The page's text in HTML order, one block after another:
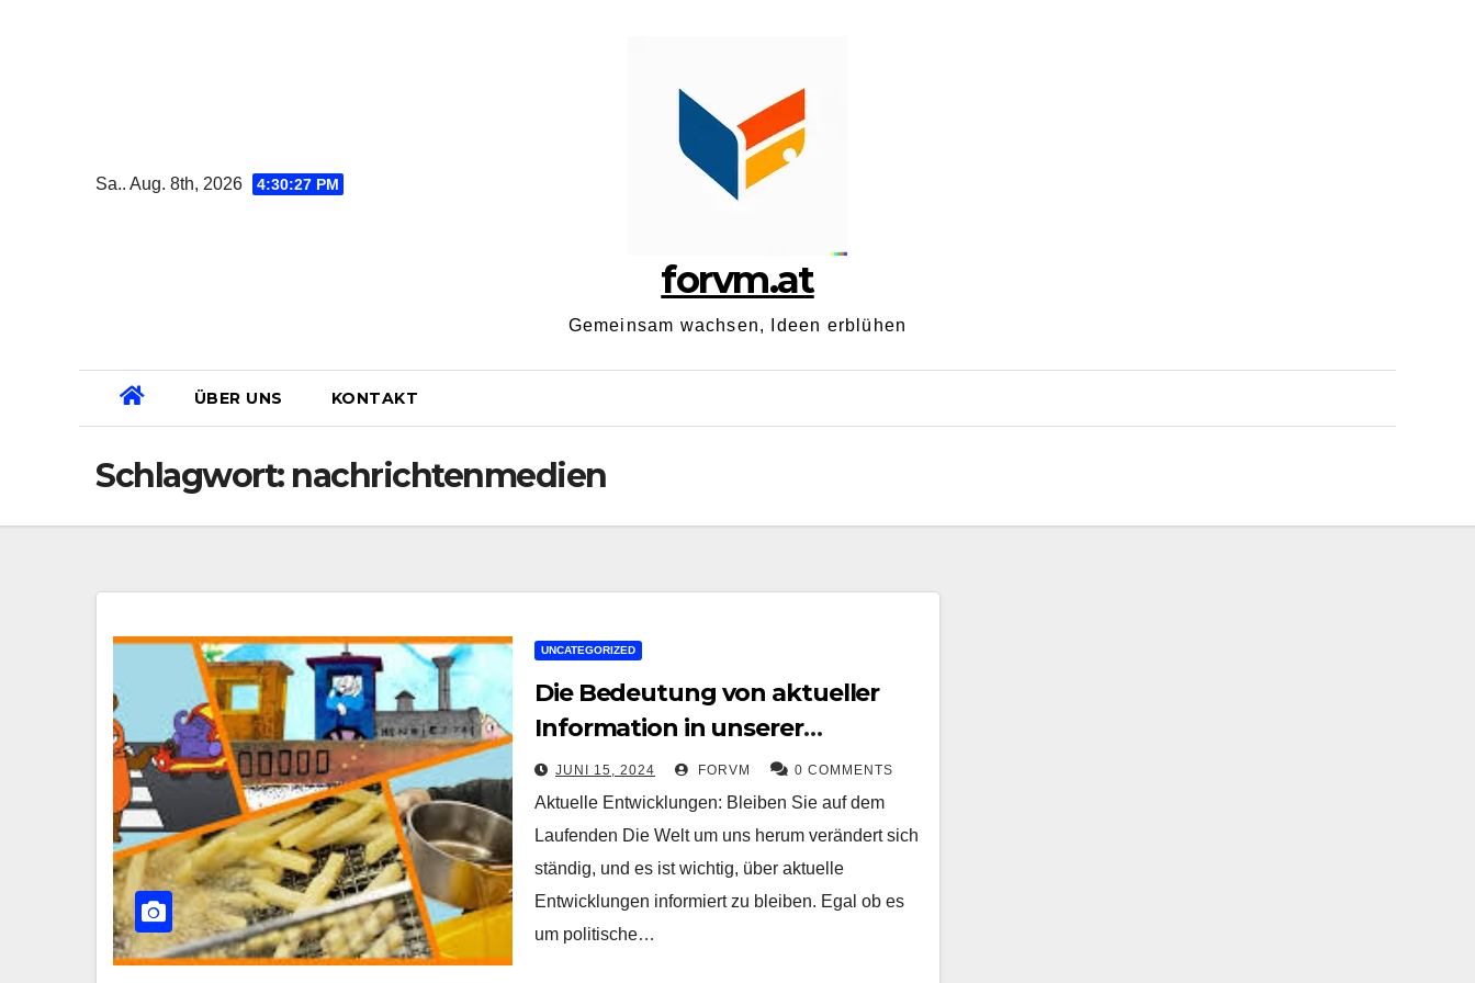
Sa.. Aug. 8th, 2026 4:30:28 PM
forvm.at
Gemeinsam wachsen, Ideen erblühen
ÜBER UNS KONTAKT
Schlagwort: nachrichtenmedien
UNCATEGORIZED
Die Bedeutung von aktueller
Information in unserer
schnelllebigen Welt
JUNI 15, 2024 FORVM 0 COMMENTS
Aktuelle Entwicklungen: Bleiben Sie auf dem
Laufenden Die Welt um uns herum verändert sich
ständig, und es ist wichtig, über aktuelle
Entwicklungen informiert zu bleiben. Egal ob es
um politische…